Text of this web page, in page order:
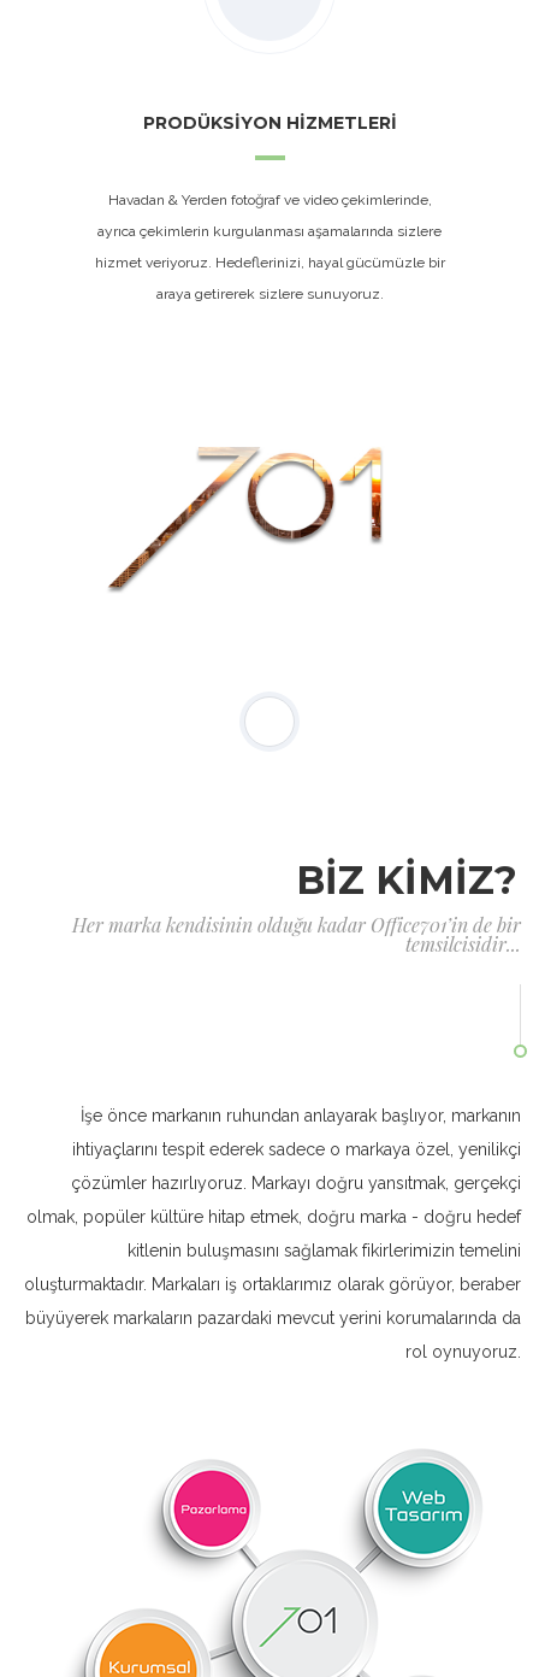
PRODÜKSİYON HİZMETLERİ
Havadan & Yerden fotoğraf ve video çekimlerinde,
ayrıca çekimlerin kurgulanması aşamalarında sizlere
hizmet veriyoruz. Hedeflerinizi, hayal gücümüzle bir
araya getirerek sizlere sunuyoruz.
BİZ KİMİZ?
Her marka kendisinin olduğu kadar Office701’in de bir
temsilcisidir...
İşe önce markanın ruhundan anlayarak başlıyor, markanın
ihtiyaçlarını tespit ederek sadece o markaya özel, yenilikçi
çözümler hazırlıyoruz. Markayı doğru yansıtmak, gerçekçi
olmak, popüler kültüre hitap etmek, doğru marka - doğru hedef
kitlenin buluşmasını sağlamak fikirlerimizin temelini
oluşturmaktadır. Markaları iş ortaklarımız olarak görüyor, beraber
büyüyerek markaların pazardaki mevcut yerini korumalarında da
rol oynuyoruz.